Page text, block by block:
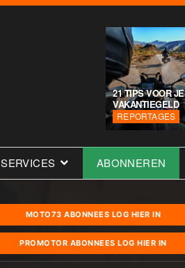
21 TIPS VOOR JE
VAKANTIEGELD
REPORTAGES
SERVICES ABONNEREN
MOTO73 ABONNEES LOG HIER IN
PROMOTOR ABONNEES LOG HIER IN